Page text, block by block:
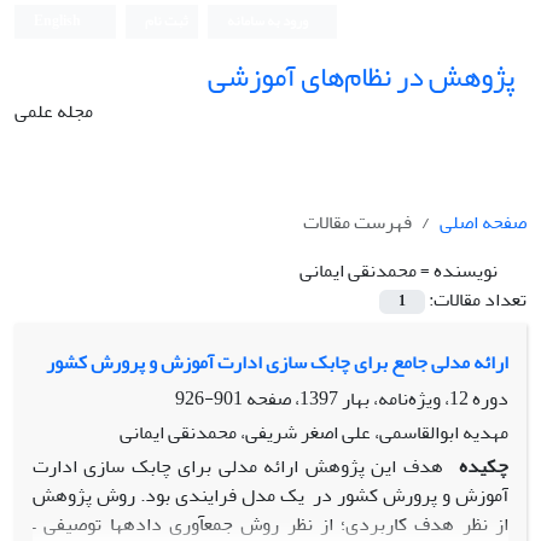
پژوهش در نظام‌های آموزشی
مجله علمی
صفحه اصلی
فهرست مقالات
نویسنده =محمدنقی ایمانی
تعداد مقالات:
1
ارائه مدلی جامع برای چابک سازی ادارت آموزش و پرورش کشور
دوره 12، ویژه‌نامه، بهار 1397، صفحه
901-926
مهدیه ابوالقاسمی، علی اصغر شریفی، محمدنقی ایمانی
چکیده هدف این پژوهش ارائه مدلی برای چابک سازی ادارت
آموزش و پرورش کشور در یک مدل فرایندی بود. روش پژوهش
از نظر هدف کاربردی؛ از نظر روش جمع­آوری داده­ها توصیفی –